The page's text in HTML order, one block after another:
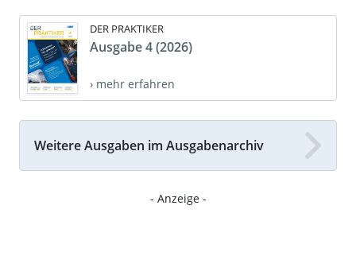
DER PRAKTIKER
Ausgabe 4 (2026)
› mehr erfahren
Weitere Ausgaben im Ausgabenarchiv
- Anzeige -